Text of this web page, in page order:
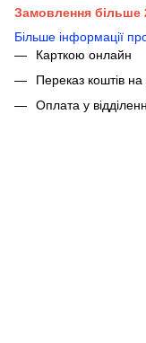
Замовлення більше
Більше інформації
Карткою онлайн
Переказ коштів
Оплата у